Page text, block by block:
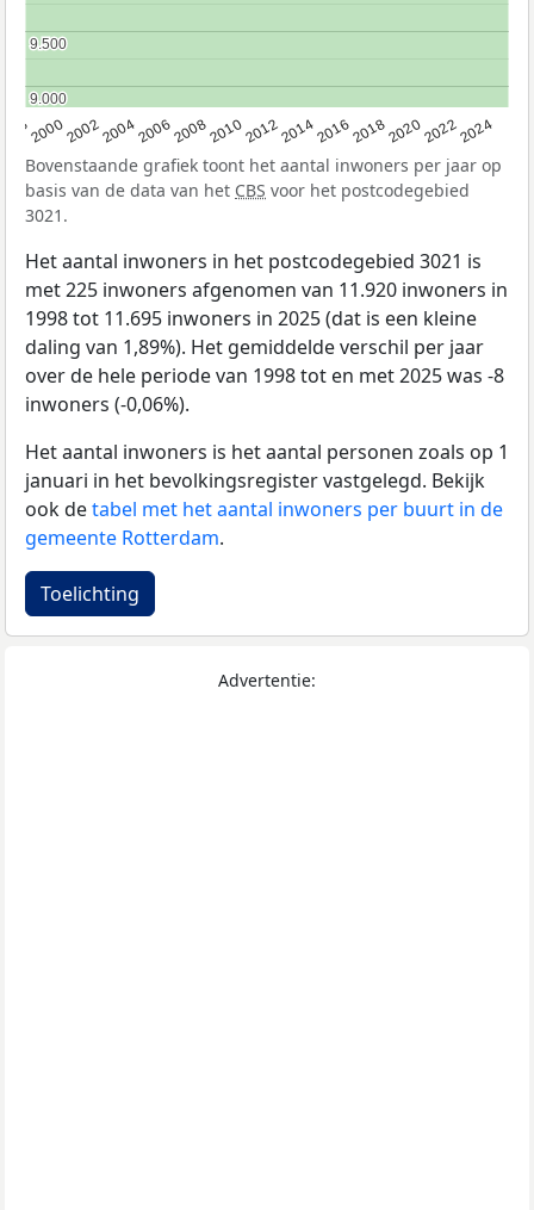
2000200220042006200820102012201420162018202020222024
9.000
9.000
9.500
9.500
Bovenstaande grafiek toont het aantal inwoners per jaar op
basis van de data van het CBS voor het postcodegebied
3021.
Het aantal inwoners in het postcodegebied 3021 is
met 225 inwoners afgenomen van 11.920 inwoners in
1998 tot 11.695 inwoners in 2025 (dat is een kleine
daling van 1,89%). Het gemiddelde verschil per jaar
over de hele periode van 1998 tot en met 2025 was -8
inwoners (-0,06%).
Het aantal inwoners is het aantal personen zoals op 1
januari in het bevolkingsregister vastgelegd. Bekijk
ook detabel met het aantal inwoners per buurt in de
gemeente Rotterdam.
Toelichting
Advertentie: